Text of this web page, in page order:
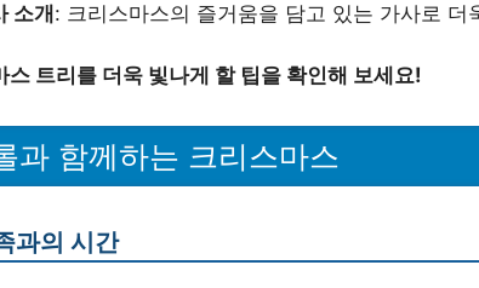
소개 : 크리스마스의 즐거움을 담고 있는 가사로 더
스 트리를 더욱 빛나게 할 팁을 확인해 보세요!
과 함께하는 크리스마스
과의 시간